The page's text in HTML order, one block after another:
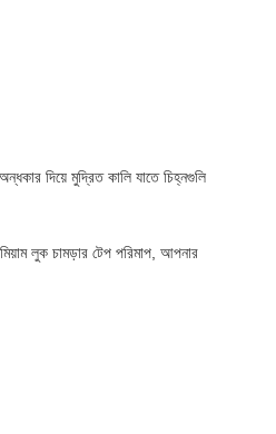
দিয়ে মুদ্রিত কালি যাতে চিহ্নগুলি
লুক চামড়ার টেপ পরিমাপ, আপনার